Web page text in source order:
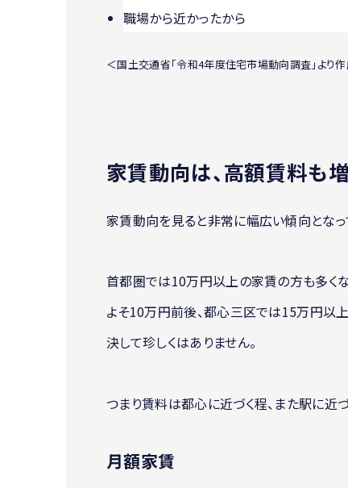
職場から近かったから
＜国土交通省「令和4年度住宅市場動向調査」より
家賃動向は、高額賃料も
家賃動向を見ると非常に幅広い傾向となっ
首都圏では10万円以上の家賃の方も多く
よそ10万円前後、都心三区では15万円以
決して珍しくはありません。
つまり賃料は都心に近づく程、また駅に近
月額家賃